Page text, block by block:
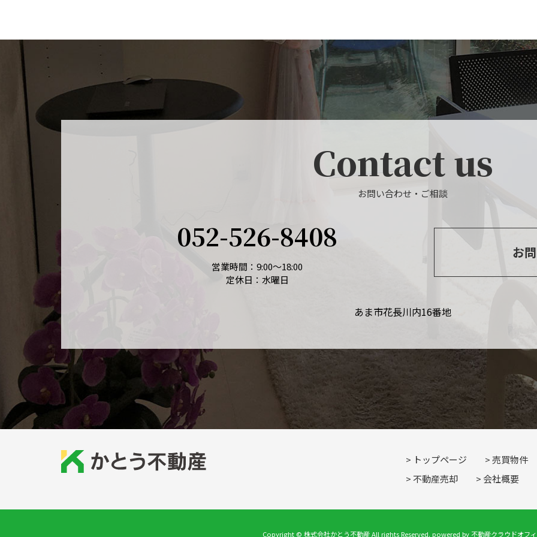
Contact us
お問い合わせ・ご相談
052-526-8408
営業時間：9:00～18:00
定休日：水曜日
お
あま市花長川内16番地
トップページ
売買物件
不動産売却
会社概要
Copyright © 株式会社かとう不動産 All rights Reserved. powered by 不動産クラウドオフ